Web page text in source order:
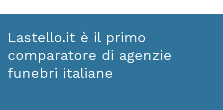
Lastello.it è il primo
comparatore di agenzie
funebri italiane